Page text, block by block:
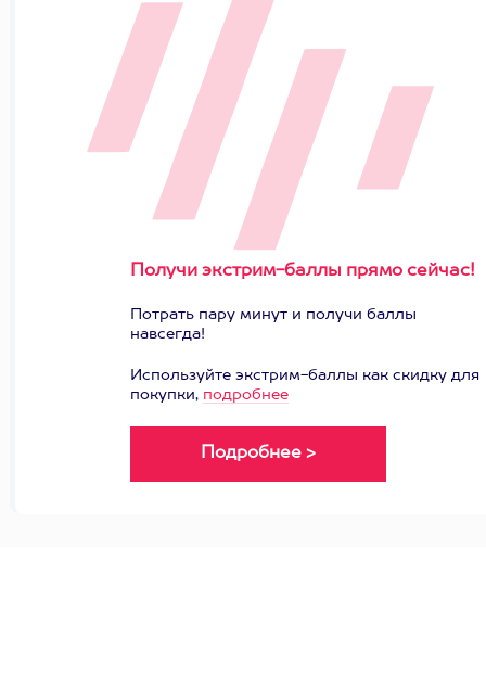
Получи экстрим-баллы прямо сейчас!
Потрать пару минут и получи баллы
навсегда!
Используйте экстрим-баллы как скидку для
покупки, подробнее